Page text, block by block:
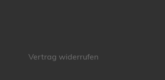
Vertrag widerrufen